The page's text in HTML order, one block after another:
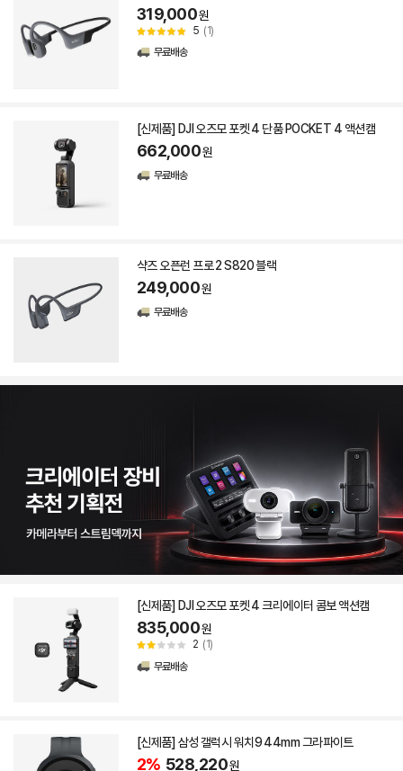
319,000원
5 (1)
무료배송
[신제품] DJI 오즈모 포켓 4 단품 POCKET 4 액션캠
662,000원
무료배송
샥즈 오픈런 프로 2 S820 블랙
249,000원
무료배송
[신제품] DJI 오즈모 포켓 4 크리에이터 콤보 액션캠
835,000원
2 (1)
무료배송
[신제품] 삼성 갤럭시 워치9 44mm 그라파이트
2% 528,220원